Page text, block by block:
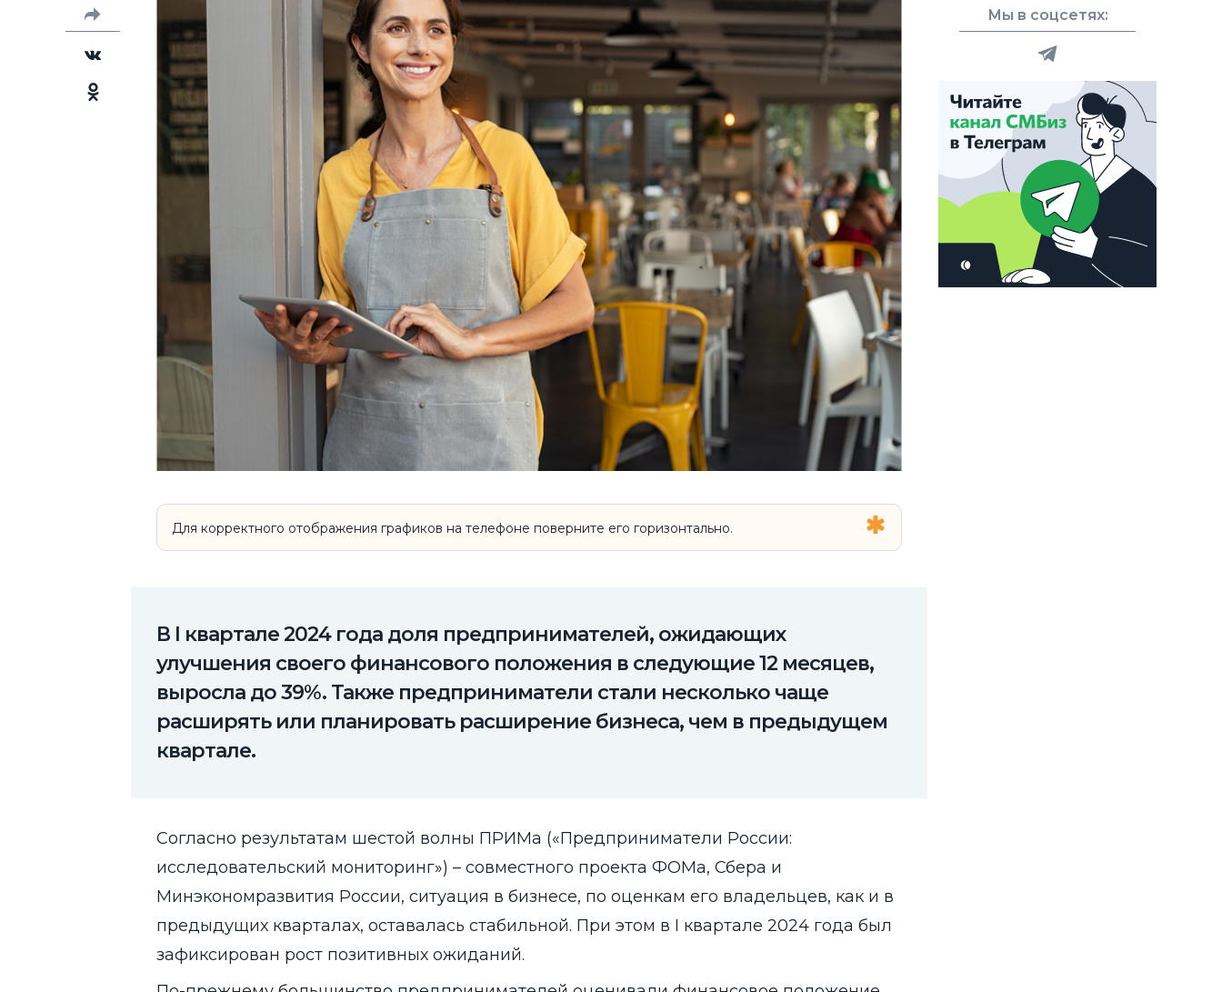
Для корректного отображения графиков на телефоне поверните его горизонтально.
В I квартале 2024 года доля предпринимателей, ожидающих
улучшения своего финансового положения в следующие 12 месяцев,
выросла до 39%. Также предприниматели стали несколько чаще
расширять или планировать расширение бизнеса, чем в предыдущем
квартале.
Согласно результатам шестой волны ПРИМа («Предприниматели России:
исследовательский мониторинг») – совместного проекта ФОМа, Сбера и
Минэкономразвития России, ситуация в бизнесе, по оценкам его владельцев, как и в
предыдущих кварталах, оставалась стабильной. При этом в I квартале 2024 года был
зафиксирован рост позитивных ожиданий.
Мы в соцсетях: